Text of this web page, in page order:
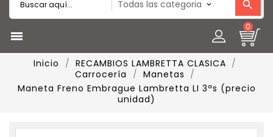

0
Inicio
RECAMBIOS LAMBRETTA CLASICA
Carrocería
Manetas
Maneta Freno Embrague Lambretta LI 3ªs (precio
unidad)